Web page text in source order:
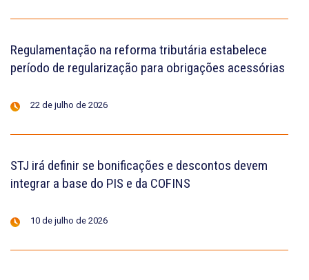
Regulamentação na reforma tributária estabelece
período de regularização para obrigações acessórias
22 de julho de 2026
STJ irá definir se bonificações e descontos devem
integrar a base do PIS e da COFINS
10 de julho de 2026